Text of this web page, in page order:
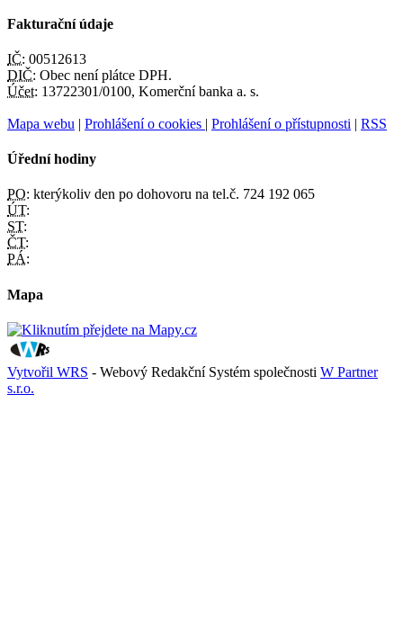
Fakturační údaje
IČ: 00512613
DIČ: Obec není plátce DPH.
Účet: 13722301/0100, Komerční banka a. s.
Mapa webu | Prohlášení o cookies | Prohlášení o přístupnosti | RSS
Úřední hodiny
PO: kterýkoliv den po dohovoru na tel.č. 724 192 065
ÚT:
ST:
ČT:
PÁ:
Mapa
Vytvořil WRS - Webový Redakční Systém společnosti W Partner
s.r.o.